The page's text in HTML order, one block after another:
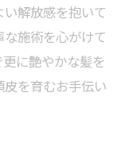
解放感を抱いて
施術を心がけて
に艶やかな髪を
を育むお手伝い